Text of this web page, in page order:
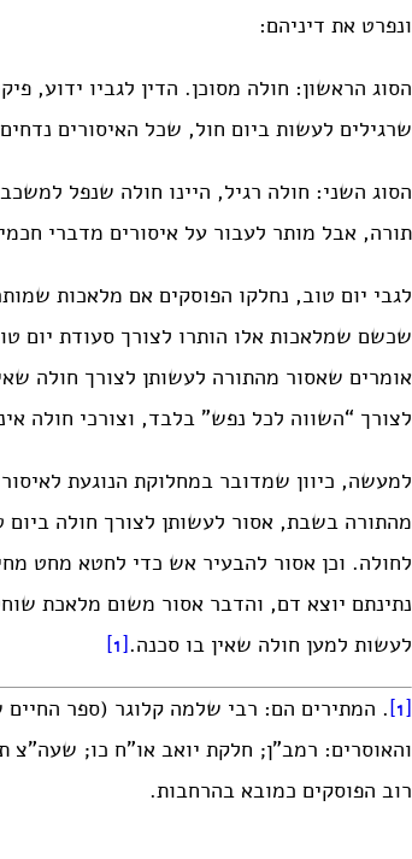
ונפרט את דיניהם:
הסוג הראשון: חולה מסוכן. הדין לגביו ידוע,
שרגילים לעשות ביום חול, שכל האיסורים
הסוג השני: חולה רגיל, היינו חולה שנפל
תורה, אבל מותר לעבור על איסורים מדברי
לגבי יום טוב, נחלקו הפוסקים אם מלאכות
שכשם שמלאכות אלו הותרו לצורך סעודת יום
אומרים שאסור מהתורה לעשותן לצורך חולה
לצורך “השווה לכל נפש” בלבד, וצורכי חולה
למעשה, כיוון שמדובר במחלוקת הנוגעת
מהתורה בשבת, אסור לעשותן לצורך חולה ביום
לחולה. וכן אסור להבעיר אש כדי לחטא מחט
נתינתם יוצא דם, והדבר אסור משום מלאכת
לעשות למען חולה שאין בו סכנה.[1]
[1]
. המתירים הם: רבי שלמה קלוגר (ספר
והאוסרים: רמב”ן; חלקת יואב או”ח כו;
רוב הפוסקים כמובא בהרחבות.